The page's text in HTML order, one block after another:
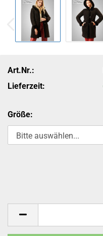
Art.Nr.:
Lieferzeit:
Größe: